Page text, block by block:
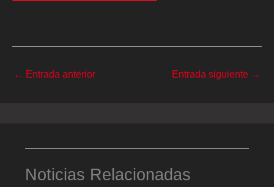
← Entrada anterior Entrada siguiente →
Noticias Relacionadas